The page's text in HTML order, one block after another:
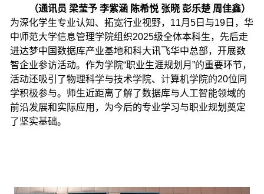
（通讯员 梁莹予 李紫涵 陈希悦 张晓 彭乐楚 周佳鑫）
为深化学生专业认知、拓宽行业视野，11月5日与19日，华
中师范大学信息管理学院组织2025级全体本科生，先后走
进达梦中国数据库产业基地和科大讯飞华中总部，开展数
智企业参访活动。作为学院“职业生涯规划月”的重要环节，
活动还吸引了物理科学与技术学院、计算机学院的20位同
学积极参与。师生近距离了解了数据库与人工智能领域的
前沿发展和实际应用，为今后的专业学习与职业规划奠定
了坚实基础。